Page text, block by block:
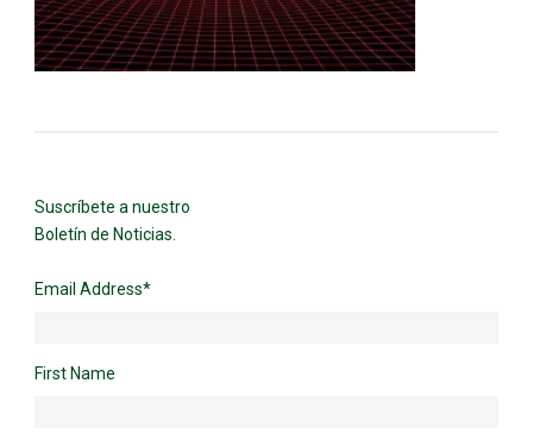
Suscríbete a nuestro
Boletín de Noticias.
Email Address*
First Name